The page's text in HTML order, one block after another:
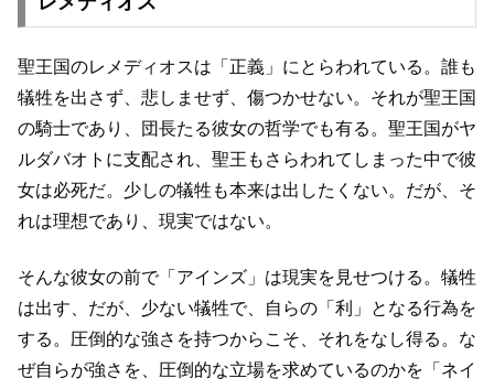
聖王国のレメディオスは「正義」にとらわれている。 誰も
犠牲を出さず、悲しませず、傷つかせない。 それが聖王国
の騎士であり、団長たる彼女の哲学でも有る。 聖王国がヤ
ルダバオトに支配され、聖王もさらわれてしまった中で彼
女は必死だ。 少しの犠牲も本来は出したくない。だが、そ
れは理想であり、現実ではない。
そんな彼女の前で「アインズ」は現実を見せつける。 犠牲
は出す、だが、少ない犠牲で、自らの「利」となる行為を
する。 圧倒的な強さを持つからこそ、それをなし得る。 な
ぜ自らが強さを、圧倒的な立場を求めているのかを 「ネイ